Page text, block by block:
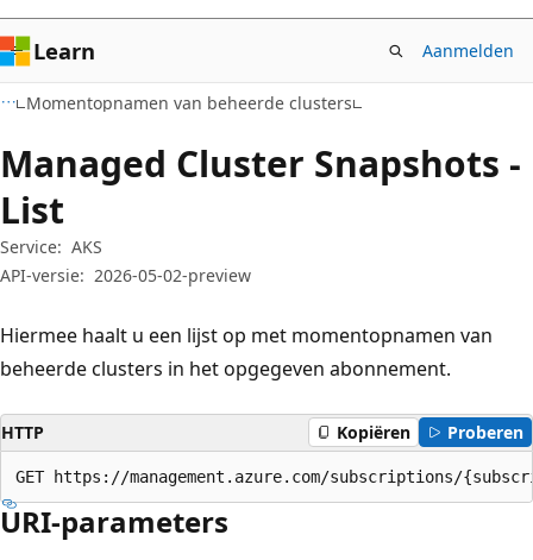
Learn Aanmelden
Momentopnamen van beheerde clusters
Managed Cluster Snapshots -
List
Service: AKS
API-versie: 2026-05-02-preview
Hiermee haalt u een lijst op met momentopnamen van
beheerde clusters in het opgegeven abonnement.
HTTP Kopiëren Proberen
GET https://management.azure.com/subscriptions/
URI-parameters